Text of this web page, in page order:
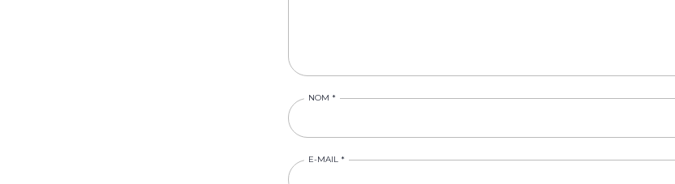
NOM *
E-MAIL *